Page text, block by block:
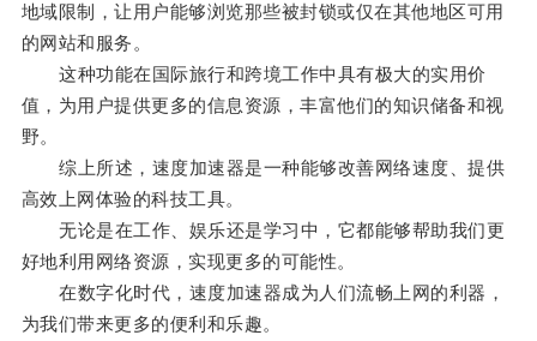
地域限制，让用户能够浏览那些被封锁或仅在其他地区可用
的网站和服务。
这种功能在国际旅行和跨境工作中具有极大的实用价
值，为用户提供更多的信息资源，丰富他们的知识储备和视
野。
综上所述，速度加速器是一种能够改善网络速度、提供
高效上网体验的科技工具。
无论是在工作、娱乐还是学习中，它都能够帮助我们更
好地利用网络资源，实现更多的可能性。
在数字化时代，速度加速器成为人们流畅上网的利器，
为我们带来更多的便利和乐趣。